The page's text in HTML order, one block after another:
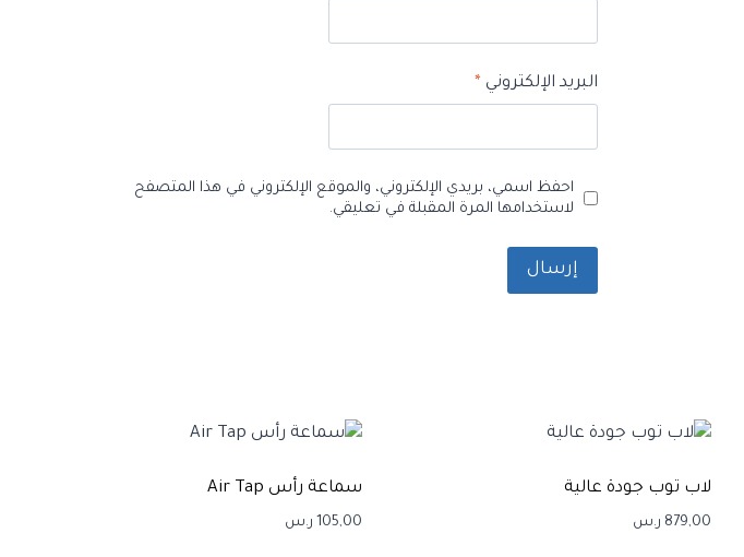
البريد الإلكتروني*
احفظ اسمي، بريدي الإلكتروني، والموقع الإلكتروني في هذا المتصفح
لاستخدامها المرة المقبلة في تعليقي.
لاب توب جودة عالية
879,00 ر.س
سماعة رأس Air Tap
105,00 ر.س